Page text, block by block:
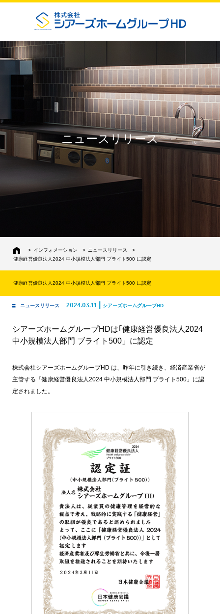
ニュースリリース
事業紹介
ニュースリリース
> インフォメーション > ニュースリリース
>
健康経営優良法人2024 中小規模法人部門 ブライト500 に認定
健康経営優良法人2024 中小規模法人部門 ブライト500 に認定
ニュースリリース 2024.03.11 シアーズホームグループHD
シアーズホームグループHDは｢健康経営優良法人2024
中小規模法人部門 ブライト500」に認定
株式会社シアーズホームグループHD は、昨年に引き続き、経済産業省が
主管する「健康経営優良法人2024 中小規模法人部門 ブライト500」に認
定されました。